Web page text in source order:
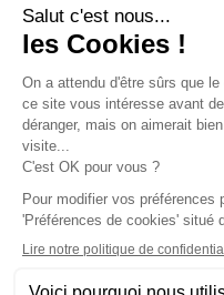
Ma
Rechercher